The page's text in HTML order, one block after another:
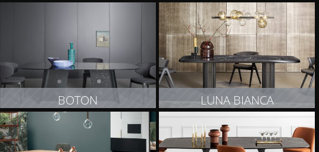
ZOBACZ PRODUKT
BOTON
ZOBACZ PRODUKT
LUNA BIANCA
ZOBACZ PRODUKT